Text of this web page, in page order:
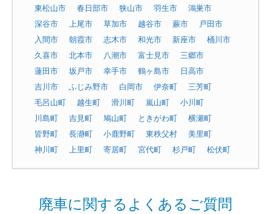
東松山市
春日部市 狭山市 羽生市
鴻巣市
深谷市
上尾市 草加市 越谷市 蕨市
戸田市
入間市
朝霞市 志木市 和光市 新座市
桶川市
久喜市
北本市 八潮市 富士見市
三郷市
蓮田市
坂戸市 幸手市 鶴ヶ島市
日高市
吉川市
ふじみ野市 白岡市 伊奈町
三芳町
毛呂山町
越生町 滑川町 嵐山町
小川町
川島町
吉見町 鳩山町 ときがわ町
横瀬町
皆野町
長瀞町 小鹿野町 東秩父村
美里町
神川町
上里町 寄居町 宮代町 杉戸町 松伏町
廃車に関するよくあるご質問